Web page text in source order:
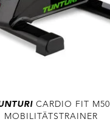
CARDIO FIT M50
MOBILITÄTSTRAINER